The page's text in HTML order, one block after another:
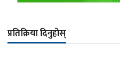
प्रतिक्रिया दिनुहोस्